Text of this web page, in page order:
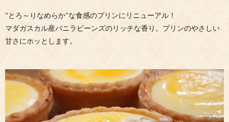
“とろ～りなめらか”な食感のプリンにリニューアル！
マダガスカル産バニラビーンズのリッチな香り。プリンのやさしい
甘さにホッとします。